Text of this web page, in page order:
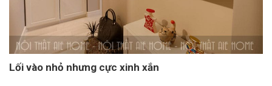
Lối vào nhỏ nhưng cực xinh xắn